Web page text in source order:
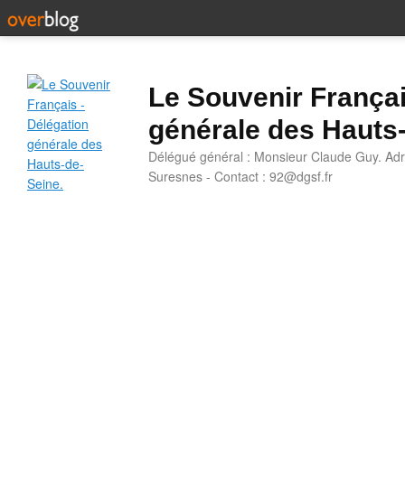
Le Souvenir
générale des
Délégué général : Monsieur Claude Guy.
Suresnes - Contact : 92@dgsf.fr